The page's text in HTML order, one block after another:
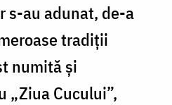
s-au adunat, de-a
tradiții
numită și
„Ziua Cucului”,